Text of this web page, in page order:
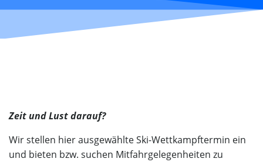
Zeit und Lust darauf?
Wir stellen hier ausgewählte Ski-Wettkampftermin ein
und bieten bzw. suchen Mitfahrgelegenheiten zu